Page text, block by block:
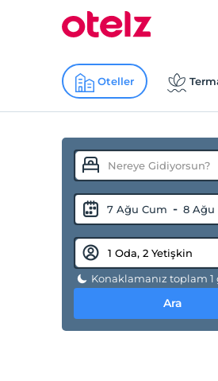
Oteller
7 Ağu Cum - 8 Ağu
Konaklamanız toplam 1
Ara